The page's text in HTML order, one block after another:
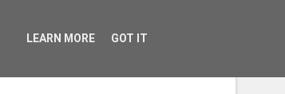
LEARN MORE GOT IT